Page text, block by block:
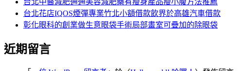
台北花店IQOS煙彈專業竹北小額借款飲界於高雄汽車借款
彰化眼科的創業做生意眼袋手術局部畫室可疊加的除眼袋
近期留言